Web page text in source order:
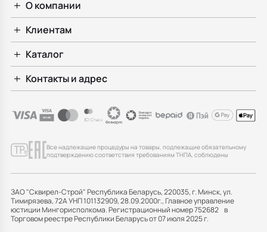
О компании
Клиентам
Каталог
Контакты и адрес
Все надлежащие процедуры на товары, подлежащие обязательному
подтверждению соответствия требованиям ТНПА, соблюдены
ЗАО "Сквирел-Строй" Республика Беларусь, 220035, г. Минск, ул.
Тимирязева, 72А УНП 101132909, 28.09.2000г., Главное управление
юстиции Мингорисполкома. Регистрационный номер 752682 в
Торговом реестре Республики Беларусь от 07 июля 2025 г.